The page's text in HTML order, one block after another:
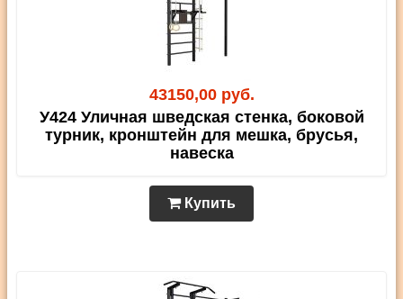
43150,00 руб.
У424 Уличная шведская стенка, боковой
турник, кронштейн для мешка, брусья,
навеска
Купить